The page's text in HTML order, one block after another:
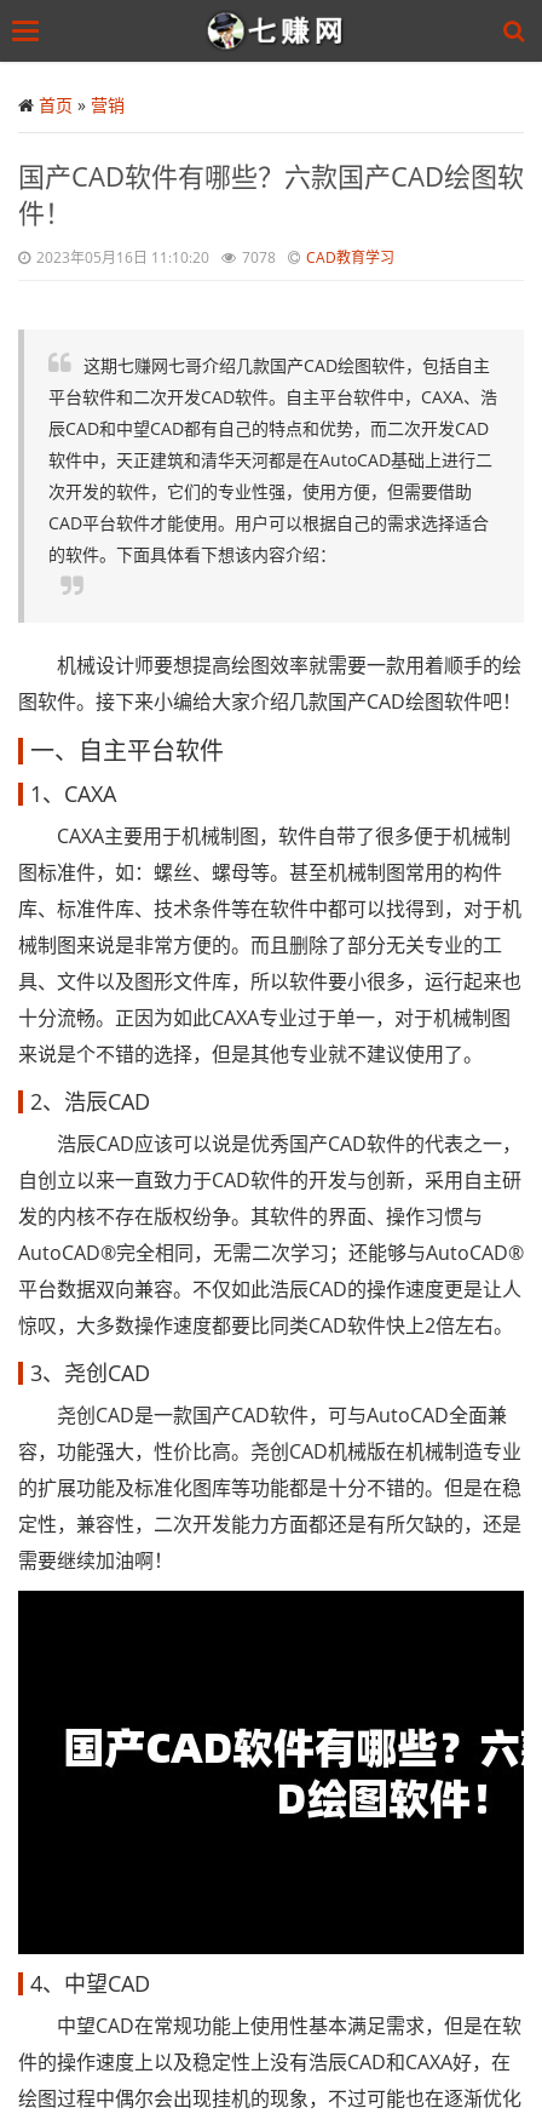
to
main
Toggle
首页 » 营销
国产CAD软件有哪些？六款国产CAD绘图软
件！
2023年05月16日 11:10:20 7078 CAD教育学习
这期七赚网七哥介绍几款国产CAD绘图软件，包括自主
平台软件和二次开发CAD软件。自主平台软件中，CAXA、浩
辰CAD和中望CAD都有自己的特点和优势，而二次开发CAD
软件中，天正建筑和清华天河都是在AutoCAD基础上进行二
次开发的软件，它们的专业性强，使用方便，但需要借助
CAD平台软件才能使用。用户可以根据自己的需求选择适合
的软件。下面具体看下想该内容介绍：
机械设计师要想提高绘图效率就需要一款用着顺手的绘
图软件。接下来小编给大家介绍几款国产CAD绘图软件吧！
一、自主平台软件
1、CAXA
CAXA主要用于机械制图，软件自带了很多便于机械制
图标准件，如：螺丝、螺母等。甚至机械制图常用的构件
库、标准件库、技术条件等在软件中都可以找得到，对于机
械制图来说是非常方便的。而且删除了部分无关专业的工
具、文件以及图形文件库，所以软件要小很多，运行起来也
十分流畅。正因为如此CAXA专业过于单一，对于机械制图
来说是个不错的选择，但是其他专业就不建议使用了。
2、浩辰CAD
浩辰CAD应该可以说是优秀国产CAD软件的代表之一，
自创立以来一直致力于CAD软件的开发与创新，采用自主研
发的内核不存在版权纷争。其软件的界面、操作习惯与
AutoCAD®完全相同，无需二次学习；还能够与AutoCAD®
平台数据双向兼容。不仅如此浩辰CAD的操作速度更是让人
惊叹，大多数操作速度都要比同类CAD软件快上2倍左右。
3、尧创CAD
尧创CAD是一款国产CAD软件，可与AutoCAD全面兼
容，功能强大，性价比高。尧创CAD机械版在机械制造专业
的扩展功能及标准化图库等功能都是十分不错的。但是在稳
定性，兼容性，二次开发能力方面都还是有所欠缺的，还是
需要继续加油啊！
4、中望CAD
中望CAD在常规功能上使用性基本满足需求，但是在软
件的操作速度上以及稳定性上没有浩辰CAD和CAXA好，在
绘图过程中偶尔会出现挂机的现象，不过可能也在逐渐优化